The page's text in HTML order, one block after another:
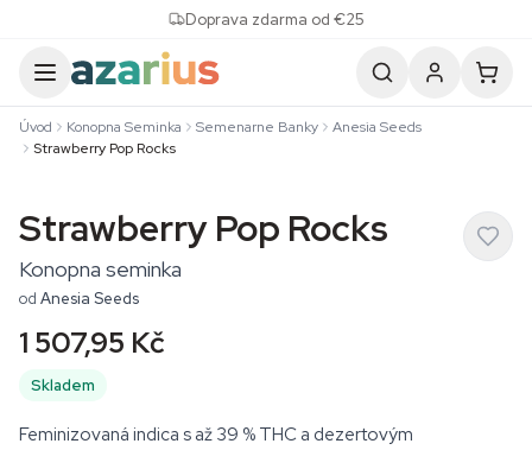
Doprava zdarma od €25
Úvod Konopna Seminka Semenarne Banky
Anesia Seeds
Strawberry Pop Rocks
Strawberry Pop Rocks
Konopna seminka
od Anesia Seeds
1 507,95 Kč
Skladem
Feminizovaná indica s až 39 % THC a dezertovým